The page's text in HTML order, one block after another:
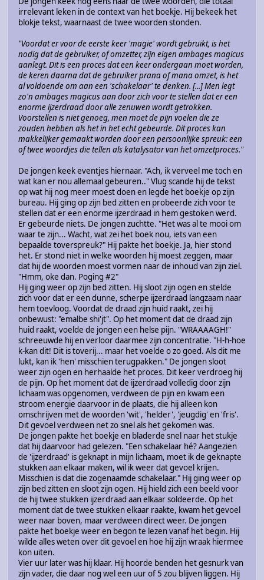
irrelevant leken in de context van het boekje. Hij bekeek het
blokje tekst, waarnaast de twee woorden stonden.
"Voordat er voor de eerste keer 'magie' wordt gebruikt, is het
nodig dat de gebruiker, of omzetter, zijn eigen ambages magicus
aanlegt. Dit is een proces dat een keer ondergaan moet worden,
de keren daarna dat de gebruiker prana of mana omzet, is het
al voldoende om aan een 'schakelaar' te denken. [...] Men legt
zo'n ambages magicus aan door zich voor te stellen dat er een
enorme ijzerdraad door alle zenuwen wordt getrokken.
Voorstellen is niet genoeg, men moet de pijn voelen die ze
zouden hebben als het in het echt gebeurde. Dit proces kan
makkelijker gemaakt worden door een persoonlijke spreuk: een
of twee woordjes die tellen als katalysator van het omzetproces."
De jongen keek eventjes hiernaar. "Ach, ik verveel me toch en
wat kan er nou allemaal gebeuren.." Vlug scande hij de tekst
op wat hij nog meer moest doen en legde het boekje op zijn
bureau. Hij ging op zijn bed zitten en probeerde zich voor te
stellen dat er een enorme ijzerdraad in hem gestoken werd.
Er gebeurde niets. De jongen zuchtte. "Het was al te mooi om
waar te zijn... Wacht, wat zei het boek nou, iets van een
bepaalde toverspreuk?" Hij pakte het boekje. Ja, hier stond
het. Er stond niet in welke woorden hij moest zeggen, maar
dat hij de woorden moest vormen naar de inhoud van zijn ziel.
"Hmm, oke dan. Poging #2"
Hij ging weer op zijn bed zitten. Hij sloot zijn ogen en stelde
zich voor dat er een dunne, scherpe ijzerdraad langzaam naar
hem toevloog. Voordat de draad zijn huid raakt, zei hij
onbewust: "emalbe shi'jt". Op het moment dat de draad zijn
huid raakt, voelde de jongen een helse pijn. "WRAAAAGH!"
schreeuwde hij en verloor daarmee zijn concentratie. "H-h-hoe
k-kan dit! Dit is toverij... maar het voelde o zo goed. Als dit me
lukt, kan ik 'hen' misschien terugpakken." De jongen sloot
weer zijn ogen en herhaalde het proces. Dit keer verdroeg hij
de pijn. Op het moment dat de ijzerdraad volledig door zijn
lichaam was opgenomen, verdween de pijn en kwam een
stroom energie daarvoor in de plaats, die hij alleen kon
omschrijven met de woorden 'wit', 'helder', 'jeugdig' en 'fris'.
Dit gevoel verdween net zo snel als het gekomen was.
De jongen pakte het boekje en bladerde snel naar het stukje
dat hij daarvoor had gelezen. "Een schakelaar hé? Aangezien
de 'ijzerdraad' is geknapt in mijn lichaam, moet ik de geknapte
stukken aan elkaar maken, wil ik weer dat gevoel krijen.
Misschien is dat die zogenaamde schakelaar." Hij ging weer op
zijn bed zitten en sloot zijn ogen. Hij hield zich een beeld voor
de hij twee stukken ijzerdraad aan elkaar soldeerde. Op het
moment dat de twee stukken elkaar raakte, kwam het gevoel
weer naar boven, maar verdween direct weer. De jongen
pakte het boekje weer en begon te lezen vanaf het begin. Hij
wilde alles weten over dit gevoel en hoe hij zijn wraak hiermee
kon uiten.
Vier uur later was hij klaar. Hij hoorde benden het gesnurk van
zijn vader, die daar nog wel een uur of 5 zou blijven liggen. Hij